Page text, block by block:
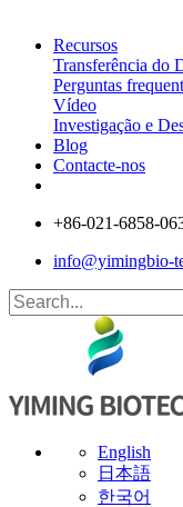
Recursos
Transferência do
Perguntas
Vídeo
Investigação e
Blog
Contacte-nos
+86-021-6858-
info@yimingbio-
English
日本語
한국어